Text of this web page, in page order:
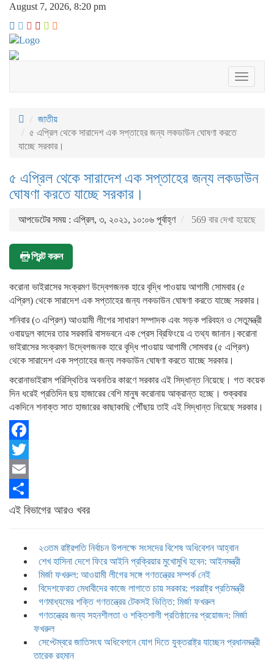
August 7, 2026, 8:20 pm
Toggle
জাতীয়
৫ এপ্রিল থেকে সারাদেশ এক সপ্তাহের জন্য লকডাউন ঘোষণা করতে
যাচ্ছে সরকার।
৫ এপ্রিল থেকে সারাদেশ এক সপ্তাহের জন্য লকডাউন
ঘোষণা করতে যাচ্ছে সরকার।
আপডেটের সময় : এপ্রিল, ৩, ২০২১, ১০:০৬ পূর্বাহ্ণ 569 বার দেখা হয়েছে
প্রিন্ট করুন
করোনা ভাইরাসের সংক্রমণ উদ্বেগজনক হারে বৃদ্ধি পাওয়ায় আগামী সোমবার (৫
এপ্রিল) থেকে সারাদেশ এক সপ্তাহের জন্য লকডাউন ঘোষণা করতে যাচ্ছে সরকার।
শনিবার (৩ এপ্রিল) আওয়ামী লীগের সাধারণ সম্পাদক এবং সড়ক পরিবহন ও সেতুমন্ত্রী
ওবায়দুল কাদের তার সরকারি বাসভবনে এক প্রেস ব্রিফিংয়ে এ তথ্য জানান।করোনা
ভাইরাসের সংক্রমণ উদ্বেগজনক হারে বৃদ্ধি পাওয়ায় আগামী সোমবার (৫ এপ্রিল)
থেকে সারাদেশ এক সপ্তাহের জন্য লকডাউন ঘোষণা করতে যাচ্ছে সরকার।
করোনাভাইরাস পরিস্থিতির অবনতির কারণে সরকার এই সিদ্ধান্ত নিয়েছে। গত কয়েক
দিন ধরেই প্রতিদিন ছয় হাজারের বেশি মানুষ করোনায় আক্রান্ত হচ্ছে। শুক্রবার
একদিনে শনাক্ত সাত হাজারের কাছাকাছি পৌঁছায় তাই এই সিদ্ধান্ত নিয়েছে সরকার।
Facebook
Twitter
Email
Share
এই বিভাগের আরও খবর
২৩তম রাষ্ট্রপতি নির্বাচন উপলক্ষে সংসদের বিশেষ অধিবেশন আহ্বান
শেখ হাসিনা দেশে ফিরে আইনি প্রক্রিয়ার মুখোমুখি হবেন: আইনমন্ত্রী
মির্জা ফখরুল: আওয়ামী লীগের সঙ্গে গণতন্ত্রের সম্পর্ক নেই
বিদেশফেরত মেধাবীদের কাজে লাগাতে চায় সরকার: পররাষ্ট্র প্রতিমন্ত্রী
গণমাধ্যমের শক্তি গণতন্ত্রের টেকসই ভিত্তি: মির্জা ফখরুল
গণতন্ত্রের জন্য সহনশীলতা ও শক্তিশালী প্রতিষ্ঠানের প্রয়োজন: মির্জা
ফখরুল
সেপ্টেম্বরে জাতিসংঘ অধিবেশনে যোগ দিতে যুক্তরাষ্ট্র যাচ্ছেন প্রধানমন্ত্রী
তারেক রহমান